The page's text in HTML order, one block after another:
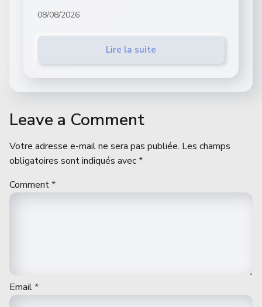
08/08/2026
Lire la suite
Leave a Comment
Votre adresse e-mail ne sera pas publiée. Les champs
obligatoires sont indiqués avec*
Comment*
Email*